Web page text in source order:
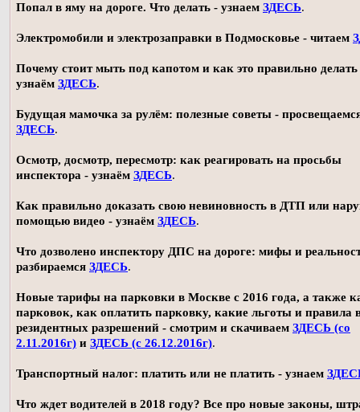
Попал в яму на дороге. Что делать - узнаем ЗДЕСЬ.
Электромобили и электрозаправки в Подмосковье - читаем
Почему стоит мыть под капотом и как это правильно делать
узнаём ЗДЕСЬ.
Будущая мамочка за рулём: полезные советы -
ЗДЕСЬ.
Осмотр, досмотр, пересмотр: как реагировать на просьбы
инспектора - узнаём ЗДЕСЬ.
Как правильно доказать свою невиновность в ДТП или
помощью видео - узнаём ЗДЕСЬ.
Что дозволено инспектору ДПС на дороге: мифы и
разбираемся ЗДЕСЬ.
Новые тарифы на парковки в Москве с 2016 года, а также
парковок, как оплатить парковку, какие льготы и правила
резидентных разрешений - смотрим и скачиваем ЗДЕСЬ (со
2.11.2016г) и ЗДЕСЬ (с 26.12.2016г).
Транспортный налог: платить или не платить - узнаем
Что ждет водителей в 2018 году? Все про новые законы,